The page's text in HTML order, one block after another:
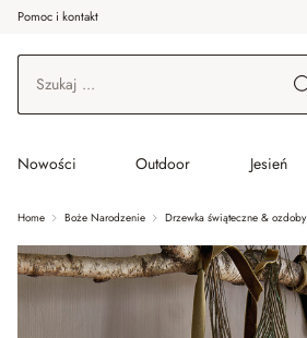
do wątku głównego
Przejdź do wyszukiwania
Przejdź do głównej nawigacji
Pomoc i kontakt
Nowości Outdoor Jesień
Home Boże Narodzenie Drzewka świąteczne & ozdoby